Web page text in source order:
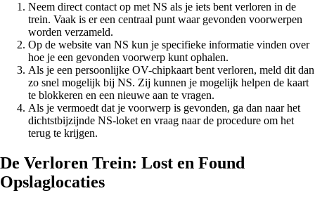
Neem direct contact op met NS als je iets bent verloren in de
trein. Vaak is er een centraal punt waar gevonden voorwerpen
worden verzameld.
Op de website van NS kun je specifieke informatie vinden over
hoe je een gevonden voorwerp kunt ophalen.
Als je een persoonlijke OV-chipkaart bent verloren, meld dit dan
zo snel mogelijk bij NS. Zij kunnen je mogelijk helpen de kaart
te blokkeren en een nieuwe aan te vragen.
Als je vermoedt dat je voorwerp is gevonden, ga dan naar het
dichtstbijzijnde NS-loket en vraag naar de procedure om het
terug te krijgen.
De Verloren Trein: Lost en Found
Opslaglocaties